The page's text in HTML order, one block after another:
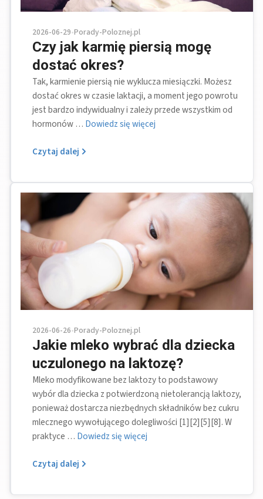
2026-06-29•Porady-Poloznej.pl
Czy jak karmię piersią mogę
dostać okres?
Tak, karmienie piersią nie wyklucza miesiączki. Możesz
dostać okres w czasie laktacji, a moment jego powrotu
jest bardzo indywidualny i zależy przede wszystkim od
hormonów … Dowiedz się więcej
Czytaj dalej
2026-06-26•Porady-Poloznej.pl
Jakie mleko wybrać dla dziecka
uczulonego na laktozę?
Mleko modyfikowane bez laktozy to podstawowy
wybór dla dziecka z potwierdzoną nietolerancją laktozy,
ponieważ dostarcza niezbędnych składników bez cukru
mlecznego wywołującego dolegliwości [1][2][5][8]. W
praktyce … Dowiedz się więcej
Czytaj dalej